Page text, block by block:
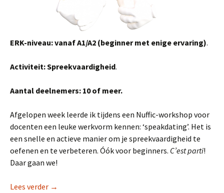
ERK-niveau: vanaf A1/A2 (beginner met enige ervaring).
Activiteit: Spreekvaardigheid.
Aantal deelnemers: 10 of meer.
Afgelopen week leerde ik tijdens een Nuffic-workshop voor
docenten een leuke werkvorm kennen: ‘speakdating’. Het is
een snelle en actieve manier om je spreekvaardigheid te
oefenen en te verbeteren. Óók voor beginners. C’est parti!
Daar gaan we!
Lees verder Speak dating in het Frans
→